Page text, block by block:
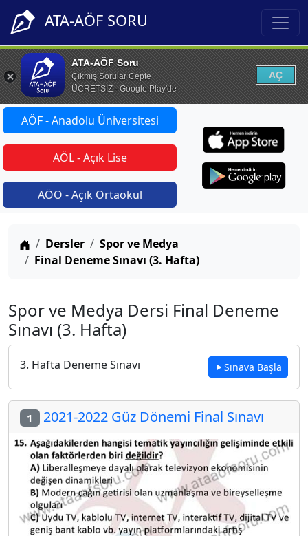
ATA-AÖF SORU
ATA-AÖF Soru
Çıkmış Sorular Cepte
ÜCRETSİZ - Google Play'de
AÇ
AÖF - Anadolu Üniversitesi
AÖL - Açık Lise
AÖO - Açık Ortaokul
Anasayfa
Dersler
Spor ve Medya
Final Deneme Sınavı (3. Hafta)
Spor ve Medya Dersi Final Deneme
Sınavı (3. Hafta)
3. Hafta Deneme Sınavı Sınava Başla
1 2021-2022 Güz Dönemi Final Sınavı